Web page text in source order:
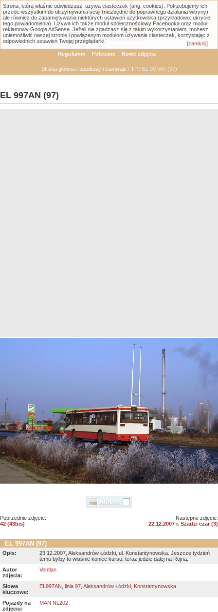
Łódzka Galeria Transportowa - GTLodz.eu
Wyszukiwanie zaawansowane
Regulamin Polecane Nowe zdjęcia
Strona główna/ autobusy i tramwaje/ TP/ EL 997AN (97)
EL 997AN (97)
Poprzednie zdjęcie:
42 (43bis)
Następne zdjęcie:
22.12.2007 r. Szadzi czar (3)
EL 997AN (97)
Opis:
23.12.2007, Aleksandrów Łódzki, ul. Konstantynowska. Jeszcze tydzień
temu byłby to właśnie koniec kursu, teraz jedzie dalej na Rojną.
Autor
zdjęcia:
Ventlan
Słowa
kluczowe:
EL997AN linia 97 Aleksandrów Łódzki Konstantynowska
Pojazdy na
zdjęciu:
MAN NL202
Strona, którą właśnie odwiedzasz, używa ciasteczek (ang. cookies). Potrzebujemy ich
przede wszystkim do utrzymywania sesji (niezbędne do poprawnego działania witryny),
ale również do zapamiętywania niektórych ustawień użytkownika (przykładowo: ukrycie
tego powiadomienia). Używa ich także moduł społecznościowy Facebooka oraz moduł
reklamowy Google AdSense. Jeżeli nie zgadzasz się z takim wykorzystaniem, możesz
uniemożliwić naszej stronie i powiązanym modułom używanie ciasteczek, korzystając z
odpowiednich ustawień Twojej przeglądarki.
[zamknij]